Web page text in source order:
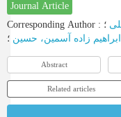
Journal Article
Corresponding Author :
ابراهیم زاده آسمین، حسین ؛
Abstract
Related articles